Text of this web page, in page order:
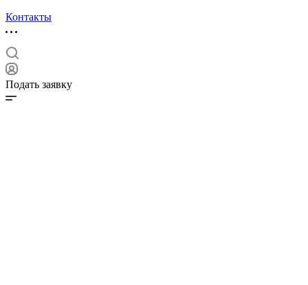
Контакты
Подать заявку